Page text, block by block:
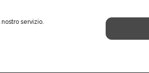
servizio.
Politique de confidentialité
- Tous droits réservés